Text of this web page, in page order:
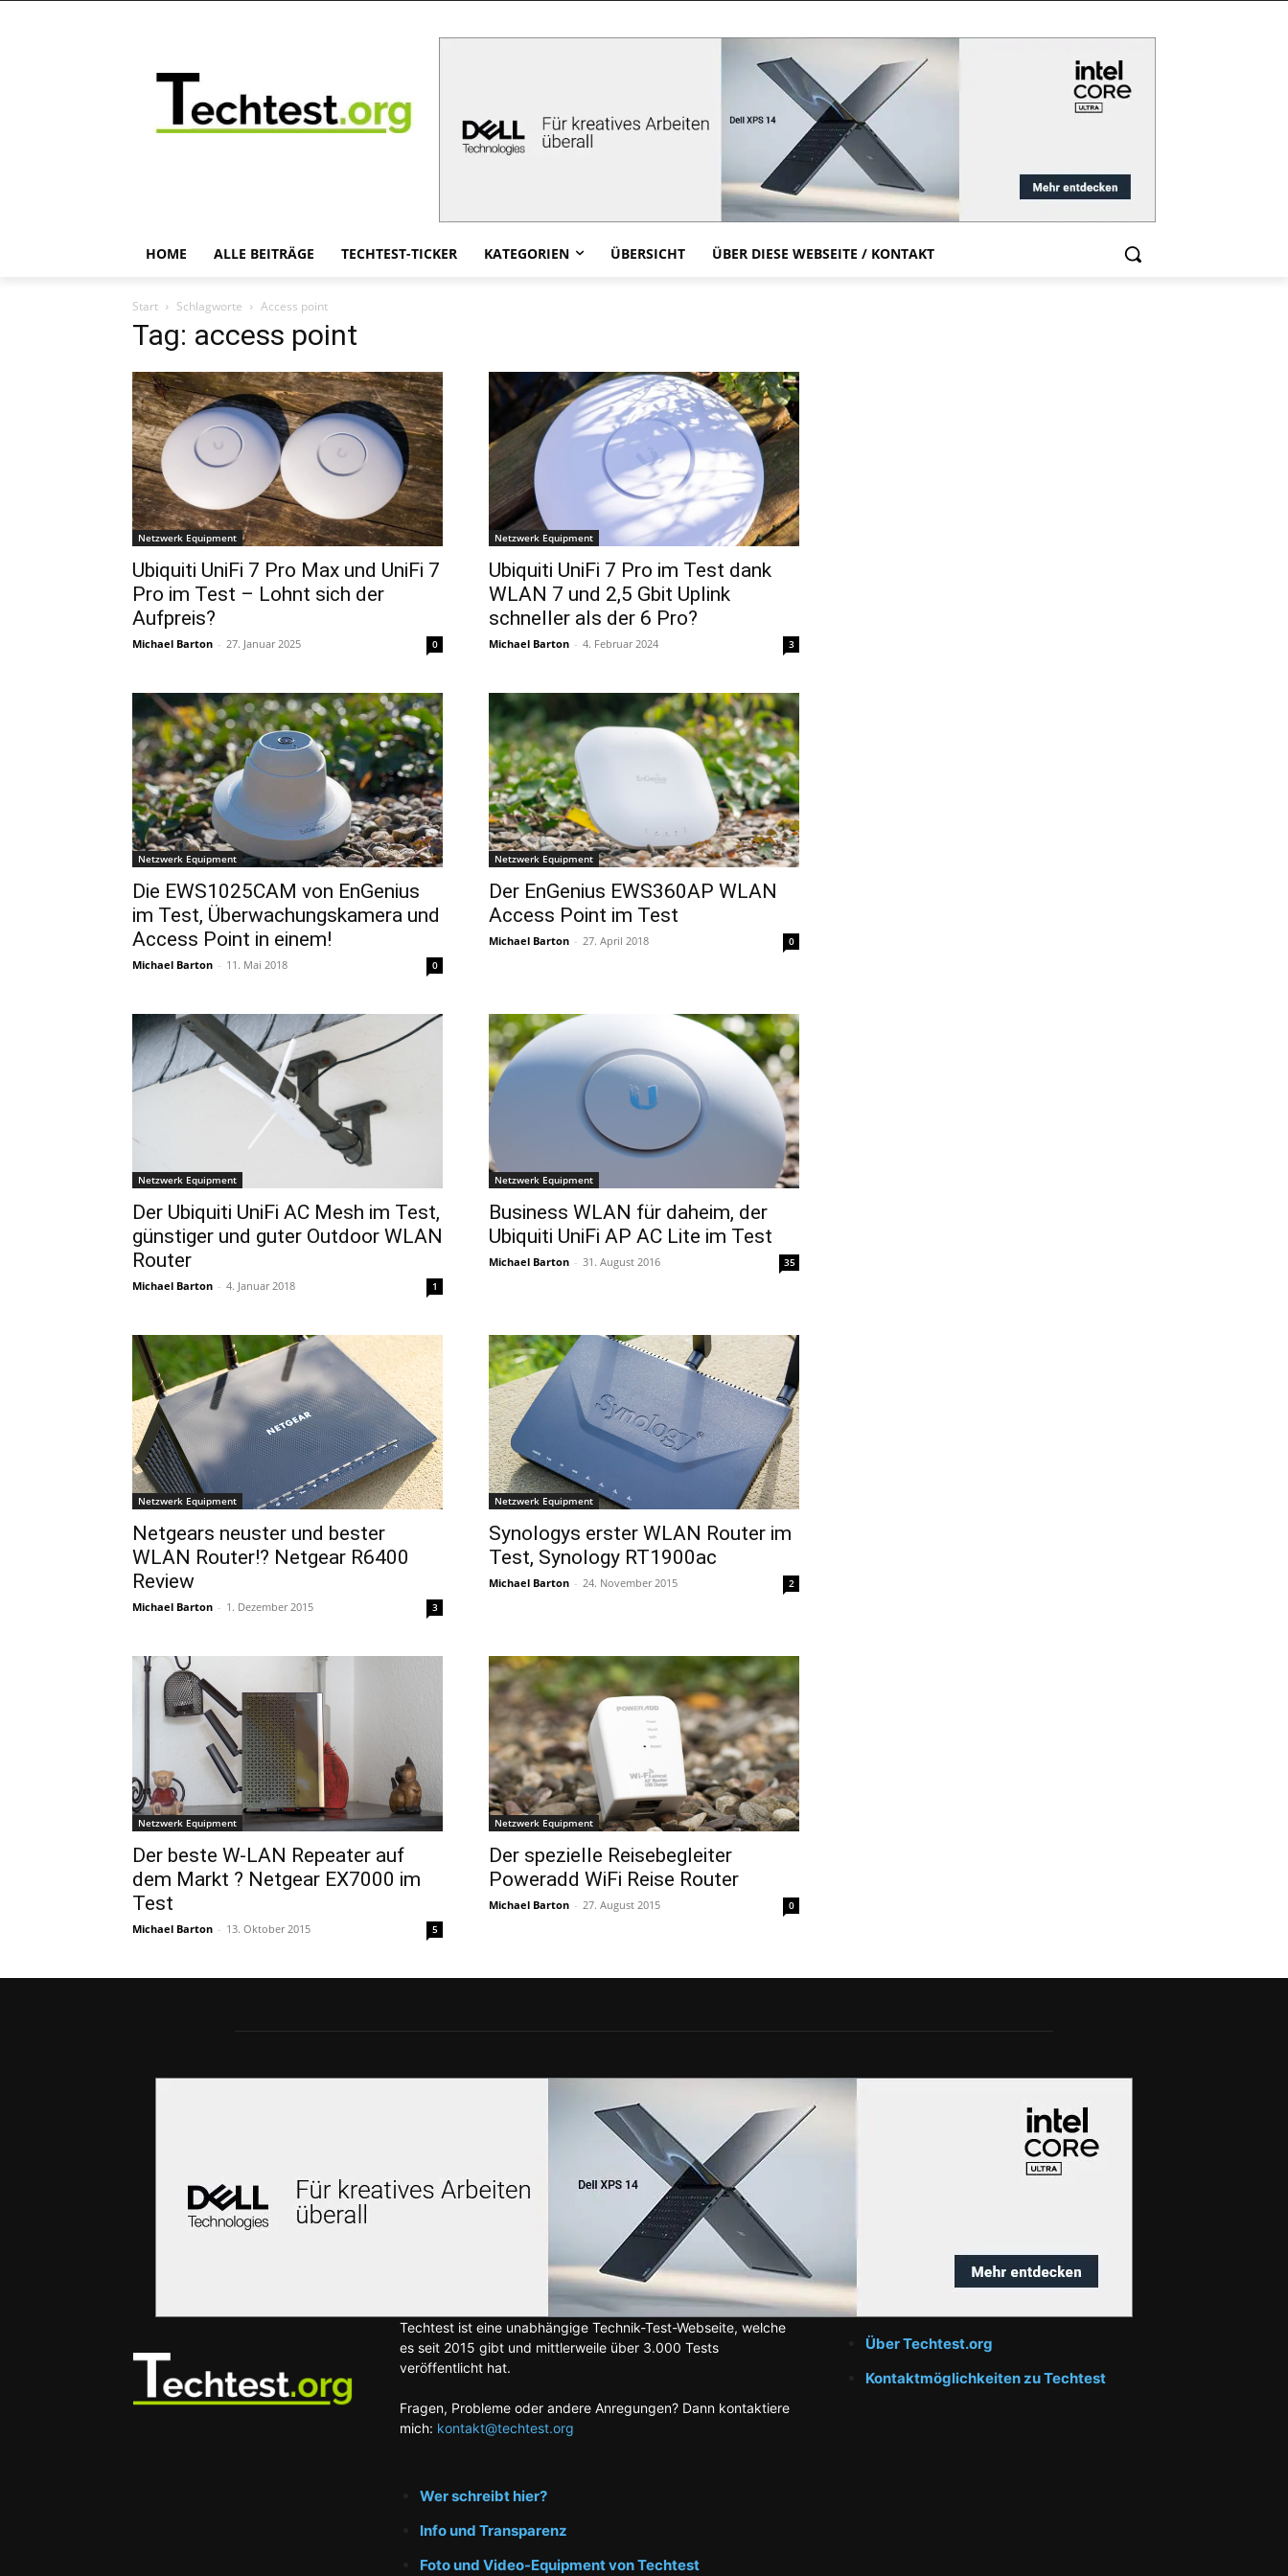
HOME ALLE BEITRÄGE TECHTEST-TICKER KATEGORIEN ÜBERSICHT ÜBER DIESE WEBSEITE / KONTAKT
Start Schlagworte Access point
Tag: access point
Netzwerk Equipment
Ubiquiti UniFi 7 Pro Max und UniFi 7
Pro im Test – Lohnt sich der
Aufpreis?
Michael Barton - 27. Januar 2025 0
Netzwerk Equipment
Ubiquiti UniFi 7 Pro im Test dank
WLAN 7 und 2,5 Gbit Uplink
schneller als der 6 Pro?
Michael Barton - 4. Februar 2024 3
Netzwerk Equipment
Die EWS1025CAM von EnGenius
im Test, Überwachungskamera und
Access Point in einem!
Michael Barton - 11. Mai 2018 0
Netzwerk Equipment
Der EnGenius EWS360AP WLAN
Access Point im Test
Michael Barton - 27. April 2018 0
Netzwerk Equipment
Der Ubiquiti UniFi AC Mesh im Test,
günstiger und guter Outdoor WLAN
Router
Michael Barton - 4. Januar 2018 1
Netzwerk Equipment
Business WLAN für daheim, der
Ubiquiti UniFi AP AC Lite im Test
Michael Barton - 31. August 2016 35
Netzwerk Equipment
Netgears neuster und bester
WLAN Router!? Netgear R6400
Review
Michael Barton - 1. Dezember 2015 3
Netzwerk Equipment
Synologys erster WLAN Router im
Test, Synology RT1900ac
Michael Barton - 24. November 2015 2
Netzwerk Equipment
Der beste W-LAN Repeater auf
dem Markt ? Netgear EX7000 im
Test
Michael Barton - 13. Oktober 2015 5
Netzwerk Equipment
Der spezielle Reisebegleiter
Poweradd WiFi Reise Router
Michael Barton - 27. August 2015 0
Techtest ist eine unabhängige Technik-Test-Webseite, welche
es seit 2015 gibt und mittlerweile über 3.000 Tests
veröffentlicht hat.
Fragen, Probleme oder andere Anregungen? Dann kontaktiere
mich: kontakt@techtest.org
Wer schreibt hier?
Info und Transparenz
Foto und Video-Equipment von Techtest
Über Techtest.org
Kontaktmöglichkeiten zu Techtest